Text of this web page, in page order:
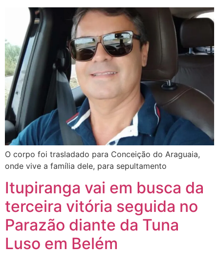
O corpo foi trasladado para Conceição do Araguaia,
onde vive a família dele, para sepultamento
Itupiranga vai em busca da
terceira vitória seguida no
Parazão diante da Tuna
Luso em Belém